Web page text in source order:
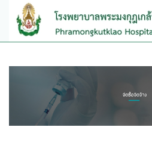
Skip to main content